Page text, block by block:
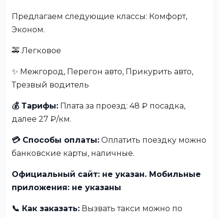
Предлагаем следующие классы: Комфорт,
Эконом.
🚕 Легковое
✨ Межгород, Перегон авто, Прикурить авто,
Трезвый водитель
💰 Тарифы: Плата за проезд: 48 ₽ посадка,
далее 27 ₽/км.
💳 Способы оплаты: Оплатить поездку можно
банковские карты, наличные.
Официальный сайт: не указан. Мобильные
приложения: не указаны
📞 Как заказать: Вызвать такси можно по